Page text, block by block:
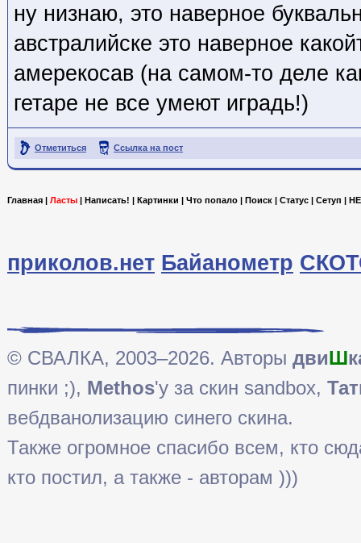
ну низнаю, это наверное
австралийске это наверное
амерекосав (на самом-то деле
гетаре не все умеют иградь!)
Отметиться Ссылка на пост
Главная Ласты Написать! Картинки Что попало Поиск Статус Сетуп
приколов.нет Байанометр
© СВАЛКА, 2003–2026. Авторы двиШ
пинки ;), Methos'у за скин sandbox,
вебдванолизацию синего скина.
Также огромное спасибо всем, кто
кто постил, а также - авторам )))